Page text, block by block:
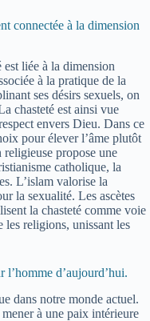
connectée à la dimension
est liée à la dimension
à la pratique de la
ses désirs sexuels, on
chasteté est ainsi vue
envers Dieu. Dans ce
pour élever l’âme plutôt
propose une
catholique, la
L’islam valorise la
la sexualité. Les ascètes
la chasteté comme voie
les religions, unissant les
d’aujourd’hui.
dans notre monde actuel.
à une paix intérieure